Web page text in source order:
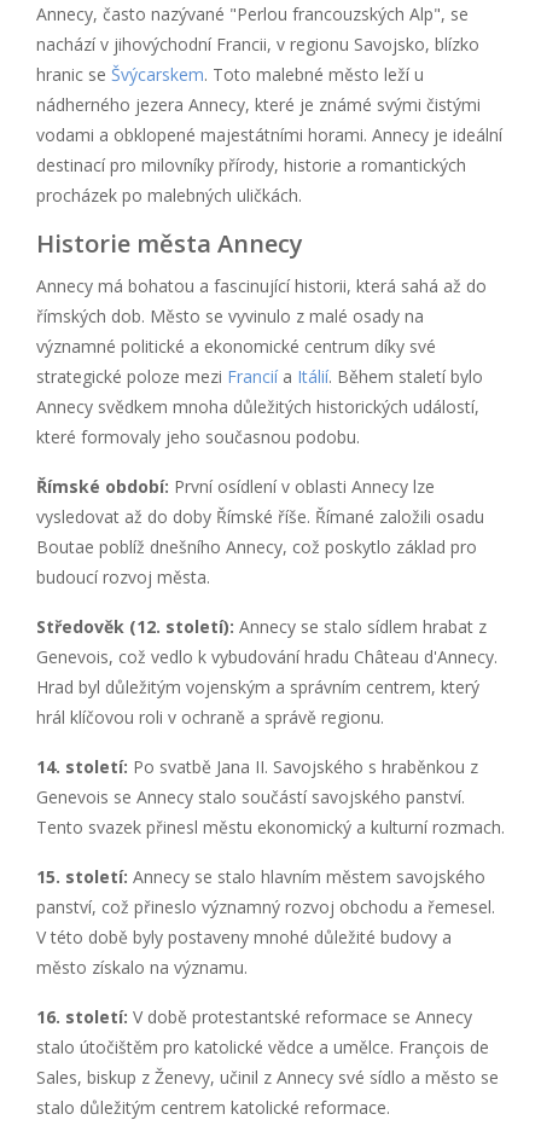
Annecy, často nazývané "Perlou francouzských Alp", se
nachází v jihovýchodní Francii, v regionu Savojsko, blízko
hranic se Švýcarskem. Toto malebné město leží u
nádherného jezera Annecy, které je známé svými čistými
vodami a obklopené majestátními horami. Annecy je ideální
destinací pro milovníky přírody, historie a romantických
procházek po malebných uličkách.
Historie města Annecy
Annecy má bohatou a fascinující historii, která sahá až do
římských dob. Město se vyvinulo z malé osady na
významné politické a ekonomické centrum díky své
strategické poloze mezi Franciía Itálií. Během staletí bylo
Annecy svědkem mnoha důležitých historických událostí,
které formovaly jeho současnou podobu.
Římské období: První osídlení v oblasti Annecy lze
vysledovat až do doby Římské říše. Římané založili osadu
Boutae poblíž dnešního Annecy, což poskytlo základ pro
budoucí rozvoj města.
Středověk (12. století): Annecy se stalo sídlem hrabat z
Genevois, což vedlo k vybudování hradu Château d'Annecy.
Hrad byl důležitým vojenským a správním centrem, který
hrál klíčovou roli v ochraně a správě regionu.
14. století: Po svatbě Jana II. Savojského s hraběnkou z
Genevois se Annecy stalo součástí savojského panství.
Tento svazek přinesl městu ekonomický a kulturní rozmach.
15. století: Annecy se stalo hlavním městem savojského
panství, což přineslo významný rozvoj obchodu a řemesel.
V této době byly postaveny mnohé důležité budovy a
město získalo na významu.
16. století: V době protestantské reformace se Annecy
stalo útočištěm pro katolické vědce a umělce. François de
Sales, biskup z Ženevy, učinil z Annecy své sídlo a město se
stalo důležitým centrem katolické reformace.